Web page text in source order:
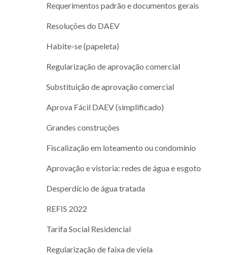
Requerimentos padrão e documentos gerais
Resoluções do DAEV
Habite-se (papeleta)
Regularização de aprovação comercial
Substituição de aprovação comercial
Aprova Fácil DAEV (simplificado)
Grandes construções
Fiscalização em loteamento ou condomínio
Aprovação e vistoria: redes de água e esgoto
Desperdício de água tratada
REFIS 2022
Tarifa Social Residencial
Regularização de faixa de viela